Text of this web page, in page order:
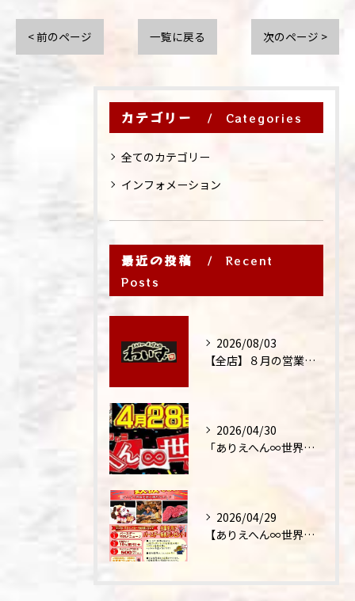
< 前のページ 一覧に戻る 次のページ >
カテゴリー Categories
全てのカテゴリー
インフォメーション
最近の投稿
Recent
Posts
2026/08/03
【全店】８月の営業時間・ランチ営業につきまして
2026/04/30
「ありえへん∞世界」テレビ出演‼
2026/04/29
【ありえへん∞世界】バースデーステーキについて